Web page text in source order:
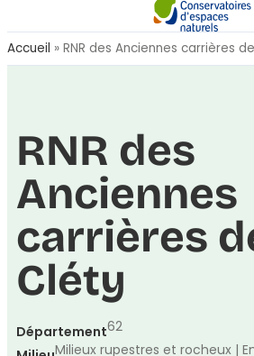
Accueil » RNR des Anciennes carrières
RNR des
Anciennes
carrières
Cléty
Département62
Milieux rupestres et rocheux |